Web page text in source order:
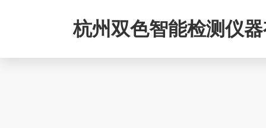
杭州双色智能检测仪